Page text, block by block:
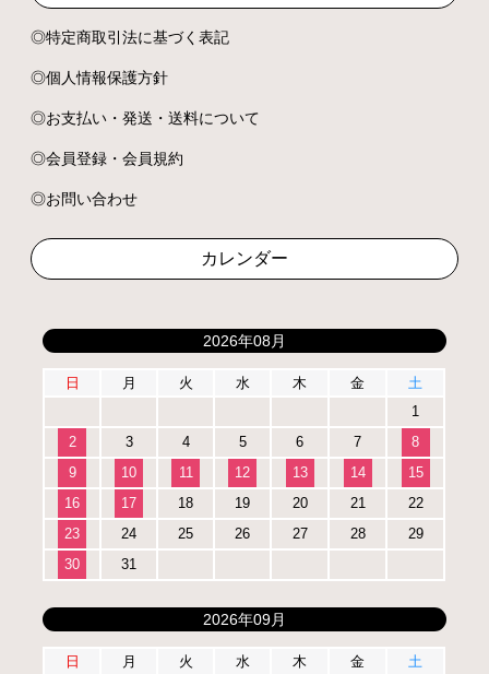
特定商取引法に基づく表記
個人情報保護方針
お支払い・発送・送料について
会員登録・会員規約
お問い合わせ
カレンダー
2026年08月
日 月 火 水 木 金
土
1
2
3 4 5 6 7
8
9
10 11 12 13 14
15
16
17 18 19 20 21
22
23
24 25 26 27 28
29
30
31
2026年09月
日 月 火 水 木 金 土